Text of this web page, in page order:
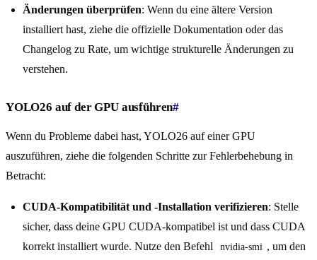
Änderungen überprüfen: Wenn du eine ältere Version
installiert hast, ziehe die offizielle Dokumentation oder das
Changelog zu Rate, um wichtige strukturelle Änderungen zu
verstehen.
YOLO26 auf der GPU ausführen#
Wenn du Probleme dabei hast, YOLO26 auf einer GPU
auszuführen, ziehe die folgenden Schritte zur Fehlerbehebung in
Betracht:
CUDA-Kompatibilität und -Installation verifizieren: Stelle
sicher, dass deine GPU CUDA-kompatibel ist und dass CUDA
korrekt installiert wurde. Nutze den Befehl
nvidia-smi , um den